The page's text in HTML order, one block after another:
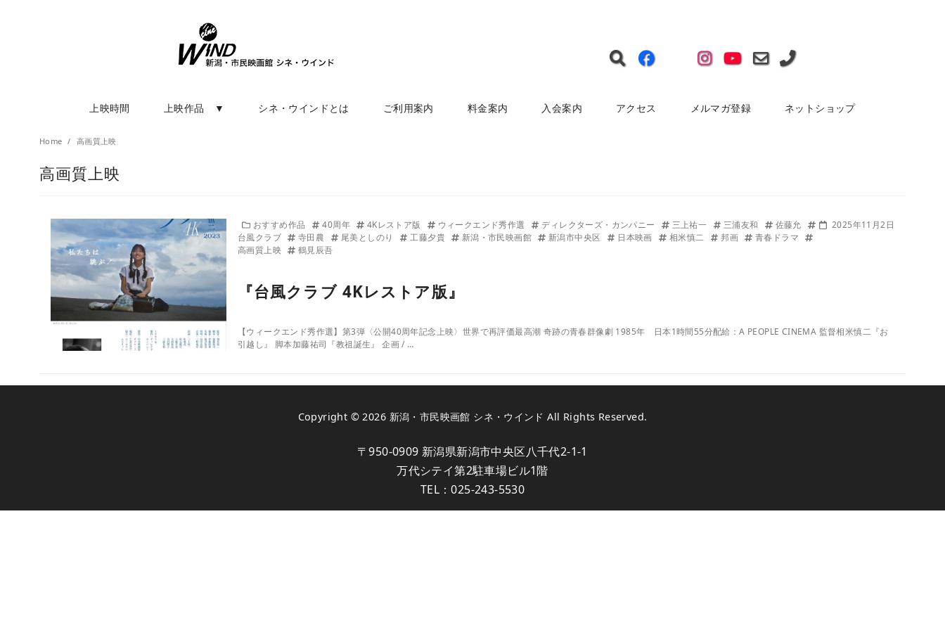
上映時間 上映作品 ▼ シネ・ウインドとは ご利用案内 料金案内 入会案内 アクセス メルマガ登録 ネットショップ
Home 高画質上映
高画質上映
おすすめ作品 40周年 4Kレストア版 ウィークエンド秀作選 ディレクターズ・カンパニー 三上祐一 三浦友和
佐藤允
台風クラブ
寺田農 尾美としのり 工藤夕貴 新潟・市民映画館 新潟市中央区 日本映画 相米慎二 邦画
青春ドラマ
高画質上映
鶴見辰吾
2025年11月2日
『台風クラブ 4Kレストア版』
【ウィークエンド秀作選】第3弾〈公開40周年記念上映〉世界で再評価最高潮 奇跡の青春群像劇 1985年 日本1時間55分配給：A PEOPLE CINEMA 監督相米慎二『お
引越し』 脚本加藤祐司『教祖誕生』 企画 / …
Copyright © 2026 新潟・市民映画館 シネ・ウインド All Rights Reserved.
〒950-0909 新潟県新潟市中央区八千代2-1-1
万代シテイ第2駐車場ビル1階
TEL：025-243-5530